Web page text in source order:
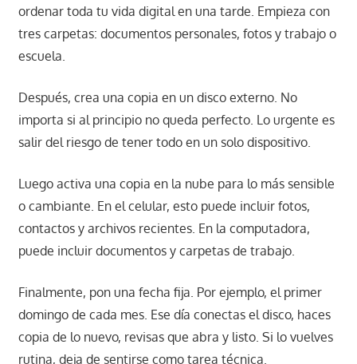
ordenar toda tu vida digital en una tarde. Empieza con
tres carpetas: documentos personales, fotos y trabajo o
escuela.
Después, crea una copia en un disco externo. No
importa si al principio no queda perfecto. Lo urgente es
salir del riesgo de tener todo en un solo dispositivo.
Luego activa una copia en la nube para lo más sensible
o cambiante. En el celular, esto puede incluir fotos,
contactos y archivos recientes. En la computadora,
puede incluir documentos y carpetas de trabajo.
Finalmente, pon una fecha fija. Por ejemplo, el primer
domingo de cada mes. Ese día conectas el disco, haces
copia de lo nuevo, revisas que abra y listo. Si lo vuelves
rutina, deja de sentirse como tarea técnica.